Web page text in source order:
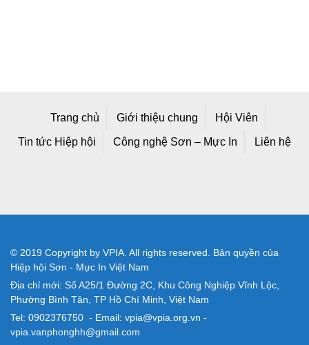
Trang chủ Giới thiệu chung Hội Viên
Tin tức Hiệp hội Công nghệ Sơn – Mực In Liên hệ
© 2019 Copyright by VPIA. All rights reserved. Bản quyền của
Hiệp hội Sơn - Mực In Việt Nam
Địa chỉ mới: Số A25/1 Đường 2C, Khu Công Nghiệp Vĩnh Lộc,
Phường Bình Tân, TP Hồ Chí Minh, Việt Nam
Tel: 0902376750 - Email: vpia@vpia.org.vn -
vpia.vanphonghh@gmail.com